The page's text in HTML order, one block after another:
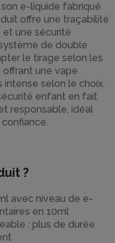
e-liquide fabriqué
offre une traçabilité
une sécurité
de double
le tirage selon les
une vape
intense selon le choix.
enfant en fait
responsable, idéal
?
avec niveau de e-
en 10ml
: plus de durée